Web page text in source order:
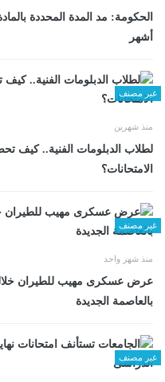
أشهر
غير مصنف
منذ شهرين
لطلاب الدبلومات الفنية.. كيف
الامتحانات؟
غير مصنف
منذ شهر واحد
عرض عسكرى مهيب للطيران خلال
بالعاصمة الجديدة
غير مصنف